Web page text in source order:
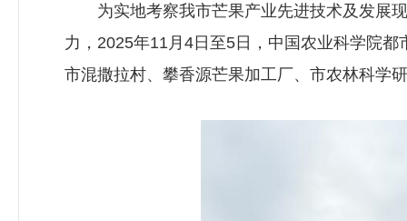
为实地考察我市芒果产业先进技术及发展现
力，2025年11月4日至5日，中国农业科学院
市混撒拉村、攀香源芒果加工厂、市农林科学